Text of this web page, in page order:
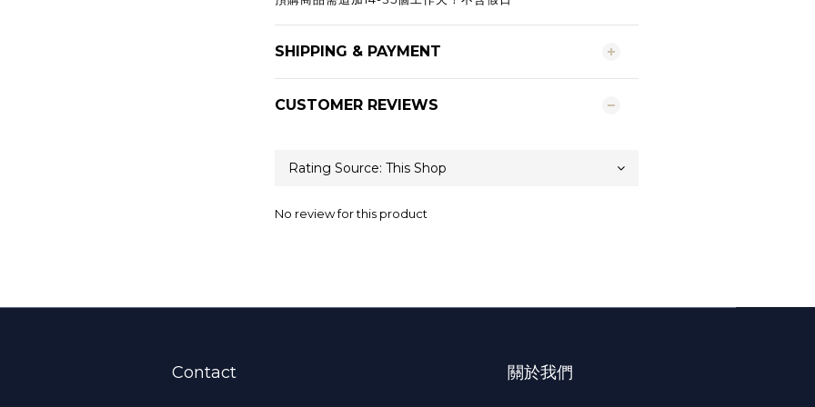
SHIPPING & PAYMENT
CUSTOMER REVIEWS
No review for this product
Contact 關於我們